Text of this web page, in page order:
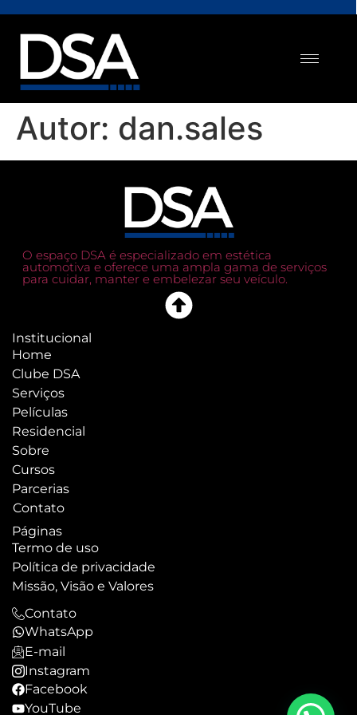
Autor: dan.sales
O espaço DSA é especializado em estética
automotiva e oferece uma ampla gama de serviços
para cuidar, manter e embelezar seu veículo.
Institucional
Home
Clube DSA
Serviços
Películas
Residencial
Sobre
Cursos
Parcerias
Contato
Páginas
Termo de uso
Política de privacidade
Missão, Visão e Valores
Contato
WhatsApp
E-mail
Instagram
Facebook
YouTube